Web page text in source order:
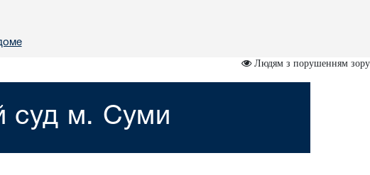
Людям з порушенням зору
суд м. Суми